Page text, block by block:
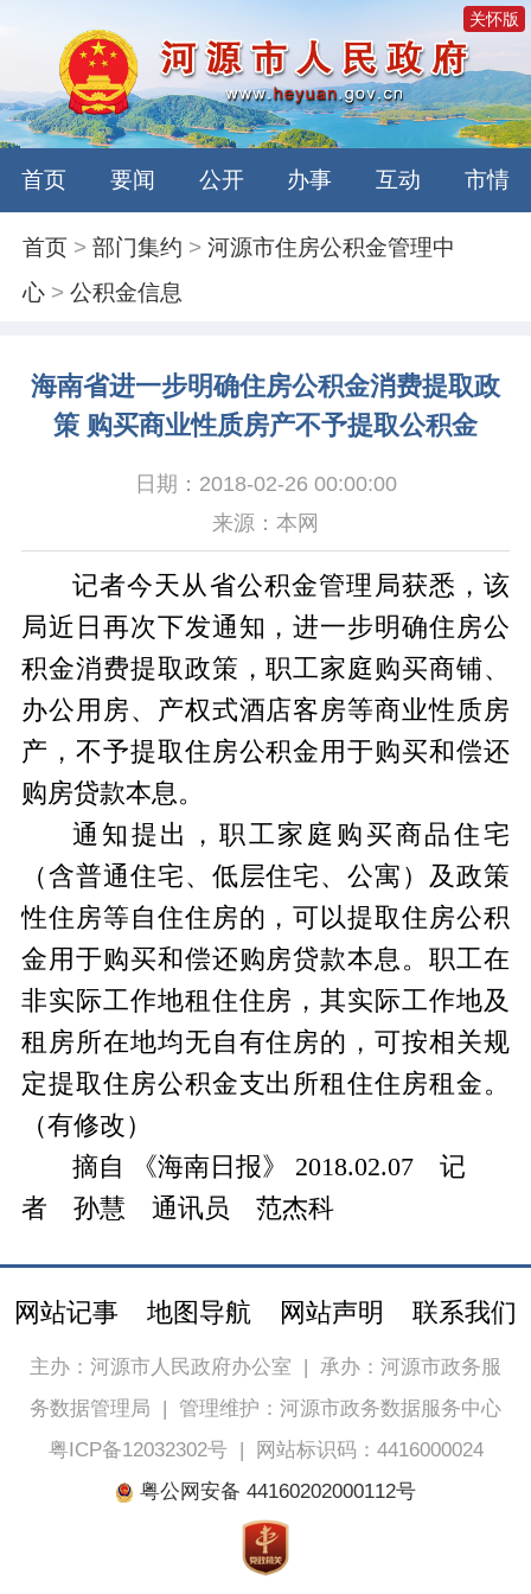
关怀版
首页 要闻 公开 办事 互动 市情
首页 >部门集约 >河源市住房公积金管理中
心 >公积金信息
海南省进一步明确住房公积金消费提取政
策 购买商业性质房产不予提取公积金
日期：2018-02-26 00:00:00
来源：本网
记者今天从省公积金管理局获悉，该
局近日再次下发通知，进一步明确住房公
积金消费提取政策，职工家庭购买商铺、
办公用房、产权式酒店客房等商业性质房
产，不予提取住房公积金用于购买和偿还
购房贷款本息。
通知提出，职工家庭购买商品住宅
（含普通住宅、低层住宅、公寓）及政策
性住房等自住住房的，可以提取住房公积
金用于购买和偿还购房贷款本息。职工在
非实际工作地租住住房，其实际工作地及
租房所在地均无自有住房的，可按相关规
定提取住房公积金支出所租住住房租金。
（有修改）
摘自 《海南日报》 2018.02.07 记
者 孙慧 通讯员 范杰科
网站记事 地图导航 网站声明 联系我们
主办：河源市人民政府办公室 | 承办：河源市政务服
务数据管理局 | 管理维护：河源市政务数据服务中心
粤ICP备12032302号|
网站标识码：4416000024
粤公网安备 44160202000112号